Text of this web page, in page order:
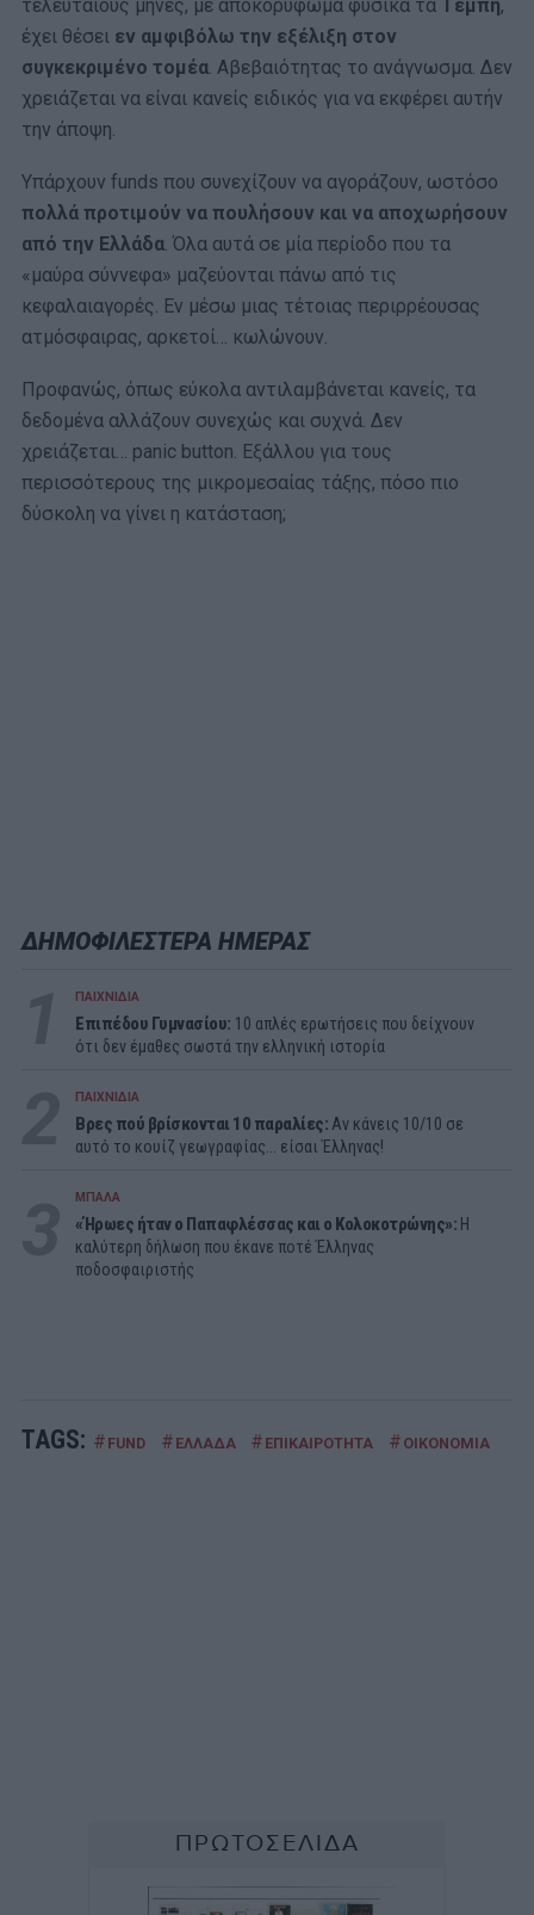
τελευταίους μήνες, με αποκορύφωμα φυσικά τα Τέμπη,
έχει θέσει εν αμφιβόλω την εξέλιξη στον
συγκεκριμένο τομέα . Αβεβαιότητας το ανάγνωσμα. Δεν
χρειάζεται να είναι κανείς ειδικός για να εκφέρει αυτήν
την άποψη.
Υπάρχουν funds που συνεχίζουν να αγοράζουν, ωστόσο
πολλά προτιμούν να πουλήσουν και να αποχωρήσουν
από την Ελλάδα . Όλα αυτά σε μία περίοδο που τα
«μαύρα σύννεφα» μαζεύονται πάνω από τις
κεφαλαιαγορές. Εν μέσω μιας τέτοιας περιρρέουσας
ατμόσφαιρας, αρκετοί… κωλώνουν.
Προφανώς, όπως εύκολα αντιλαμβάνεται κανείς, τα
δεδομένα αλλάζουν συνεχώς και συχνά. Δεν
χρειάζεται… panic button. Εξάλλου για τους
περισσότερους της μικρομεσαίας τάξης, πόσο πιο
δύσκολη να γίνει η κατάσταση;
ΔΗΜΟΦΙΛΕΣΤΕΡΑ ΗΜΕΡΑΣ
ΠΑΙΧΝΙΔΙΑ
Επιπέδου Γυμνασίου: 10 απλές ερωτήσεις που δείχνουν
ότι δεν έμαθες σωστά την ελληνική ιστορία
ΠΑΙΧΝΙΔΙΑ
Βρες πού βρίσκονται 10 παραλίες: Αν κάνεις 10/10 σε
αυτό το κουίζ γεωγραφίας... είσαι Έλληνας!
ΜΠΑΛΑ
«Ήρωες ήταν ο Παπαφλέσσας και ο Κολοκοτρώνης»: Η
καλύτερη δήλωση που έκανε ποτέ Έλληνας
ποδοσφαιριστής
TAGS: # FUND # ΕΛΛΑΔΑ # ΕΠΙΚΑΙΡΟΤΗΤΑ # ΟΙΚΟΝΟΜΙΑ